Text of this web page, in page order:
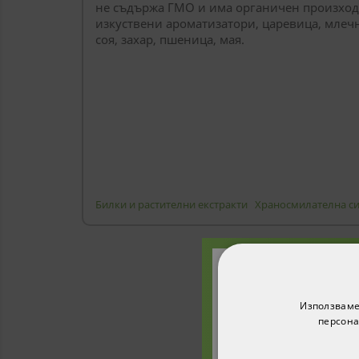
не съдържа ГМО и има органичен
изкуствени ароматизатори, царевица,
соя, захар, пшеница, мая.
Билки и растителни екстракти Храносмилателна
Абонирайте
получите